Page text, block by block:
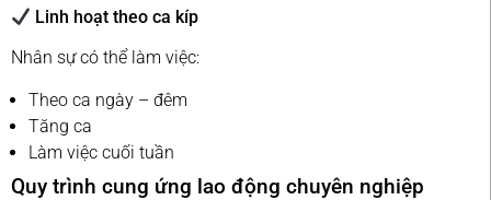
Linh hoạt theo ca kíp
Nhân sự có thể làm việc:
Theo ca ngày – đêm
Tăng ca
Làm việc cuối tuần
Quy trình cung ứng lao động chuyên nghiệp